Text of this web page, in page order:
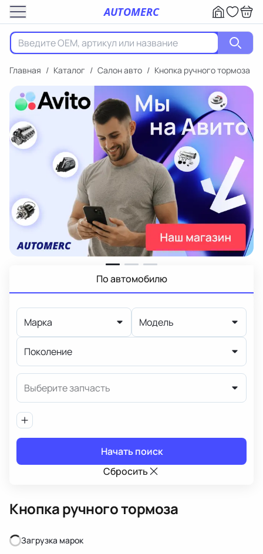
AUTOMERC
Главная / Каталог / Салон авто / Кнопка ручного тормоза
По автомобилю
Марка Модель
Поколение
Выберите запчасть
Начать поиск
Сбросить
Кнопка ручного тормоза
Загрузка марок
Загрузка марок